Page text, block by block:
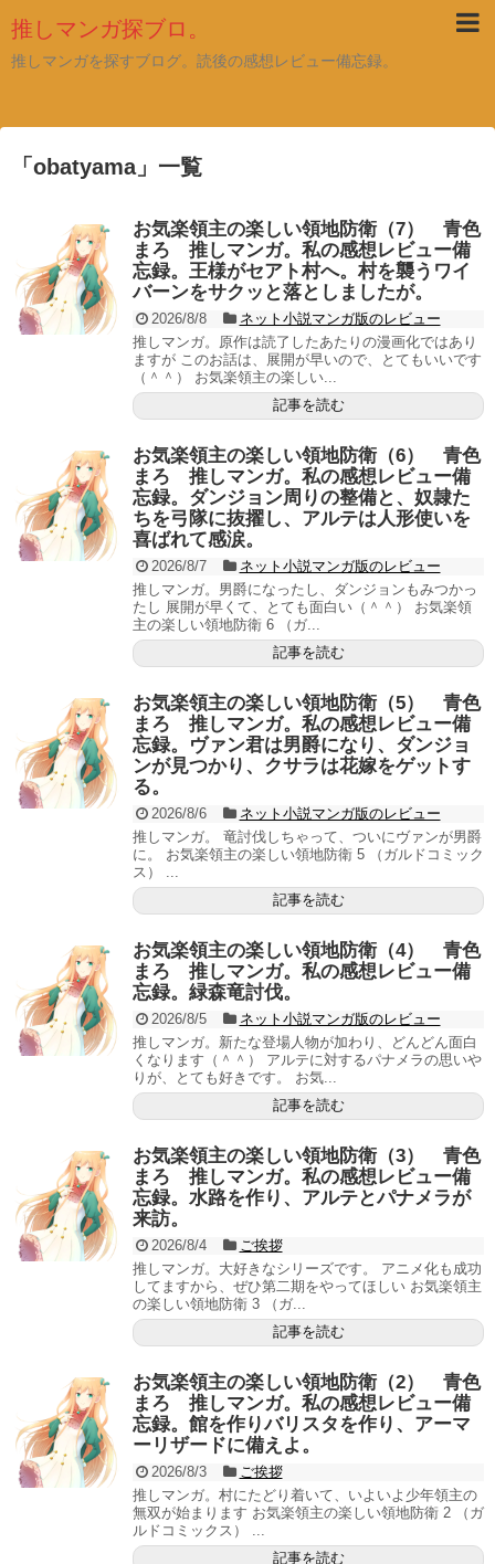
推しマンガ探ブロ。
推しマンガを探すブログ。読後の感想レビュー備忘録。
「 obatyama」 一覧
お気楽領主の楽しい領地防衛（7） 青色
まろ 推しマンガ。私の感想レビュー備
忘録。王様がセアト村へ。村を襲うワイ
バーンをサクッと落としましたが。
2026/8/8
ネット小説マンガ版のレビュー
推しマンガ。原作は読了したあたりの漫画化ではあり
ますが このお話は、展開が早いので、とてもいいです
（＾＾） お気楽領主の楽しい...
記事を読む
お気楽領主の楽しい領地防衛（6） 青色
まろ 推しマンガ。私の感想レビュー備
忘録。ダンジョン周りの整備と、奴隷た
ちを弓隊に抜擢し、アルテは人形使いを
喜ばれて感涙。
2026/8/7
ネット小説マンガ版のレビュー
推しマンガ。男爵になったし、ダンジョンもみつかっ
たし 展開が早くて、とても面白い（＾＾） お気楽領
主の楽しい領地防衛 6 （ガ...
記事を読む
お気楽領主の楽しい領地防衛（5） 青色
まろ 推しマンガ。私の感想レビュー備
忘録。ヴァン君は男爵になり、ダンジョ
ンが見つかり、クサラは花嫁をゲットす
る。
2026/8/6
ネット小説マンガ版のレビュー
推しマンガ。 竜討伐しちゃって、ついにヴァンが男爵
に。 お気楽領主の楽しい領地防衛 5 （ガルドコミック
ス） ...
記事を読む
お気楽領主の楽しい領地防衛（4） 青色
まろ 推しマンガ。私の感想レビュー備
忘録。緑森竜討伐。
2026/8/5
ネット小説マンガ版のレビュー
推しマンガ。新たな登場人物が加わり、どんどん面白
くなります（＾＾） アルテに対するパナメラの思いや
りが、とても好きです。 お気...
記事を読む
お気楽領主の楽しい領地防衛（3） 青色
まろ 推しマンガ。私の感想レビュー備
忘録。水路を作り、アルテとパナメラが
来訪。
2026/8/4
ご挨拶
推しマンガ。大好きなシリーズです。 アニメ化も成功
してますから、ぜひ第二期をやってほしい お気楽領主
の楽しい領地防衛 3 （ガ...
記事を読む
お気楽領主の楽しい領地防衛（2） 青色
まろ 推しマンガ。私の感想レビュー備
忘録。館を作りバリスタを作り、アーマ
ーリザードに備えよ。
2026/8/3
ご挨拶
推しマンガ。村にたどり着いて、いよいよ少年領主の
無双が始まります お気楽領主の楽しい領地防衛 2 （ガ
ルドコミックス） ...
記事を読む